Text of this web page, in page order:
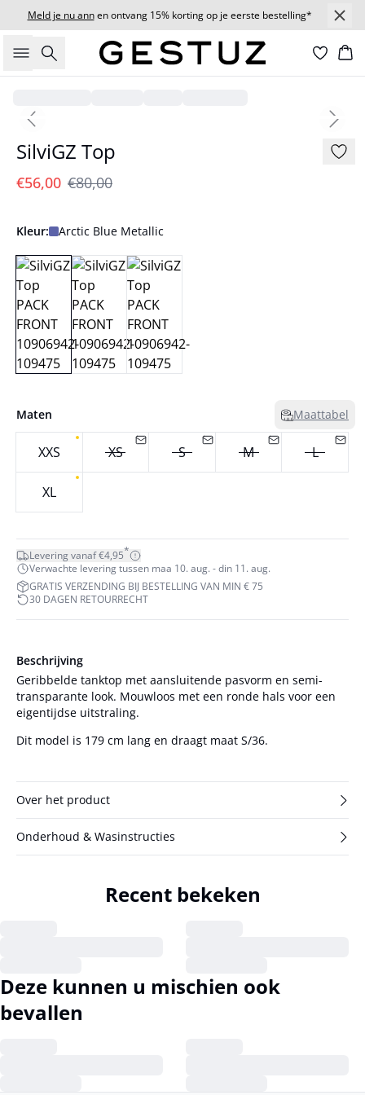
Meld je nu annen ontvang 15% korting op je eerste bestelling*
Zoeken
179 cm • S/36
- 30%Previous slide Next
SilviGZ Top
€56,00 €80,00
Kleur: Arctic Blue Metallic
Maten Maattabel
XXS XS S M L
XL
Levering vanaf €4,95*
Verwachte levering tussen maa 10. aug. - din 11. aug.
GRATIS VERZENDING BIJ BESTELLING VAN MIN € 75
30 DAGEN RETOURRECHT
Beschrijving
Geribbelde tanktop met aansluitende pasvorm en semi-
transparante look. Mouwloos met een ronde hals voor een
eigentijdse uitstraling.
Dit model is 179 cm lang en draagt maat S/36.
Over het product
Onderhoud & Wasinstructies
Recent bekeken
Deze kunnen u mischien ook
bevallen